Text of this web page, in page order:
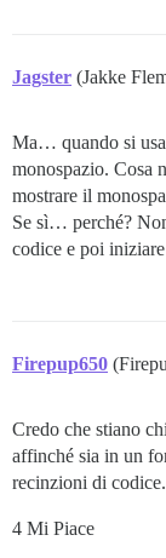
Jagster (Jakke
Ma… quando si
monospazio. Cosa
mostrare il
Se sì… perché?
codice e poi
Firepup650
Credo che stiano
affinché sia in un
recinzioni di codice.
4 Mi Piace